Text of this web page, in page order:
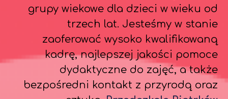
grupy wiekowe dla dzieci w wieku od
trzech lat. Jesteśmy w stanie
zaoferować wysoko kwalifikowaną
kadrę, najlepszej jakości pomoce
dydaktyczne do zajęć, a także
bezpośredni kontakt z przyrodą oraz